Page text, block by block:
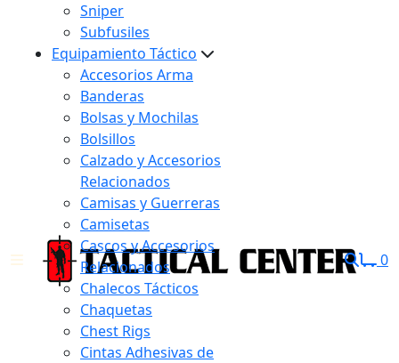
Sniper
Subfusiles
Equipamiento Táctico
Accesorios Arma
Banderas
Bolsas y Mochilas
Bolsillos
Calzado y Accesorios
Relacionados
Camisas y Guerreras
Camisetas
Cascos y Accesorios
Relacionados
Chalecos Tácticos
Chaquetas
Chest Rigs
Cintas Adhesivas de
0